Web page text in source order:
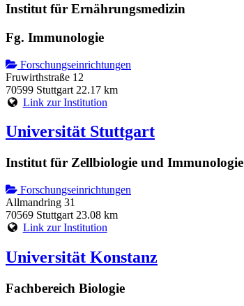
Institut für Ernährungsmedizin
Fg. Immunologie
Forschungseinrichtungen
Fruwirthstraße 12
70599 Stuttgart 22.17 km
Link zur Institution
Universität Stuttgart
Institut für Zellbiologie und Immunologie
Forschungseinrichtungen
Allmandring 31
70569 Stuttgart 23.08 km
Link zur Institution
Universität Konstanz
Fachbereich Biologie